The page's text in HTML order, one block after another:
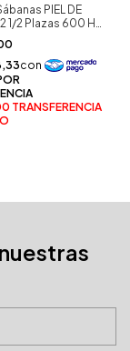
PIEL DE
1/2 Plazas 600 H
blanco -